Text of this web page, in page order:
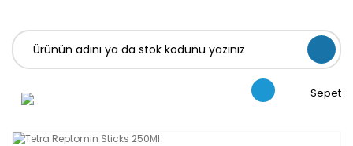
Sepet